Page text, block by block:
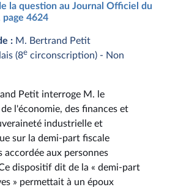
la question au Journal Officiel du
page 4624
: M. Bertrand Petit
(8e circonscription) - Non
Petit interroge M. le
l'économie, des finances et
industrielle et
sur la demi-part fiscale
accordée aux personnes
dispositif dit de la « demi-part
» permettait à un époux